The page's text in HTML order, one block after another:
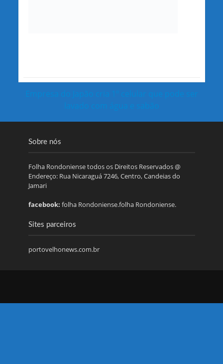
Empresa do Japão cria 1º celular que pode ser
lavado com água e sabão
Sobre nós
Folha Rondoniense todos os Direitos Reservados @
Endereço: Rua Nicaraguá 7246, Centro, Candeias do
Jamari
facebook: folha Rondoniense.folha Rondoniense.
Sites parceiros
portovelhonews.com.br